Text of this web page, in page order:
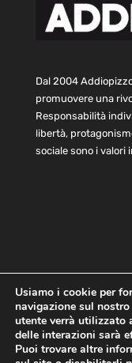
Dal 2004
promuovere una
Responsabilità
libertà,
sociale sono i valori
Home
Privacy
Usiamo i cookie per
navigazione sul
utente verrà utilizzato
delle interazioni sarà
Puoi trovare altre